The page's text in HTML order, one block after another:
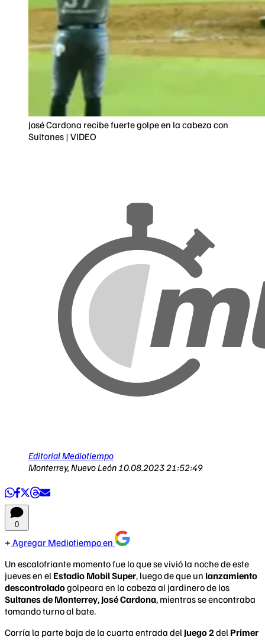
José Cardona recibe fuerte golpe en la cabeza con
Sultanes | VIDEO
Editorial Mediotiempo
Monterrey, Nuevo León 10.08.2023 21:52:49
0
Agregar Mediotiempo en
Un escalofriante momento fue lo que se vivió la noche de este
jueves en el Estadio Mobil Super, luego de que un lanzamiento
descontroladogolpeara en la cabeza al jardinero de los
Sultanes de Monterrey, José Cardona, mientras se encontraba
tomando turno al bate.
Corría la parte baja de la cuarta entrada del Juego 2del Primer